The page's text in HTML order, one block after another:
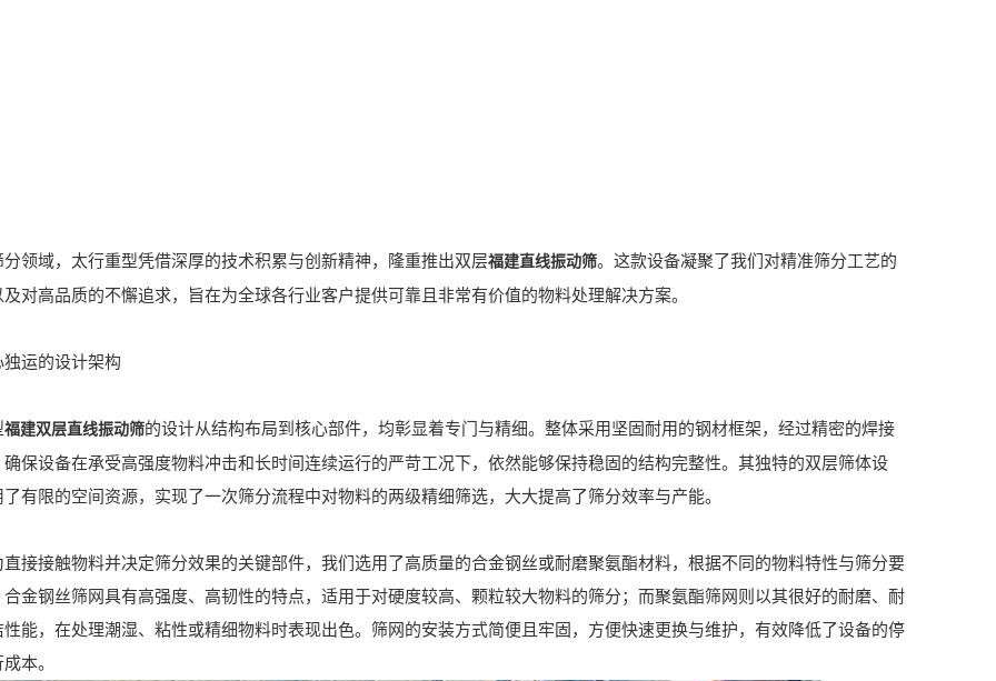
域，太行重型凭借深厚的技术积累与创新精神，隆重推出双层福建直线振动筛。这款设备凝聚了我们对精准筛分工艺的
对高品质的不懈追求，旨在为全球各行业客户提供可靠且非常有价值的物料处理解决方案。
运的设计架构
福建双层直线振动筛的设计从结构布局到核心部件，均彰显着专门与精细。整体采用坚固耐用的钢材框架，经过精密的焊接
保设备在承受高强度物料冲击和长时间连续运行的严苛工况下，依然能够保持稳固的结构完整性。其独特的双层筛体设
有限的空间资源，实现了一次筛分流程中对物料的两级精细筛选，大大提高了筛分效率与产能。
接触物料并决定筛分效果的关键部件，我们选用了高质量的合金钢丝或耐磨聚氨酯材料，根据不同的物料特性与筛分要
合金钢丝筛网具有高强度、高韧性的特点，适用于对硬度较高、颗粒较大物料的筛分；而聚氨酯筛网则以其很好的耐磨、耐
性能，在处理潮湿、粘性或精细物料时表现出色。筛网的安装方式简便且牢固，方便快速更换与维护，有效降低了设备的停
本。